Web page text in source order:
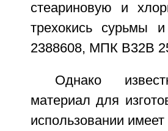
стеариновую и
трехокись
2388608, МПК В32В
Однако
материал для
использовании